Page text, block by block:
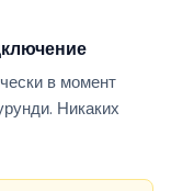
в момент
Никаких